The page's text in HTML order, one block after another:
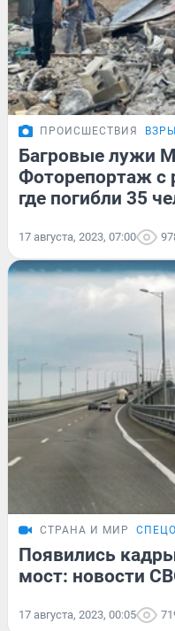
ПРОИСШЕСТВИЯ
Багровые лужи
Фоторепортаж с
где погибли 35
17 августа, 2023, 07:00
СТРАНА И МИР
Появились
мост: новости
17 августа, 2023, 00:05